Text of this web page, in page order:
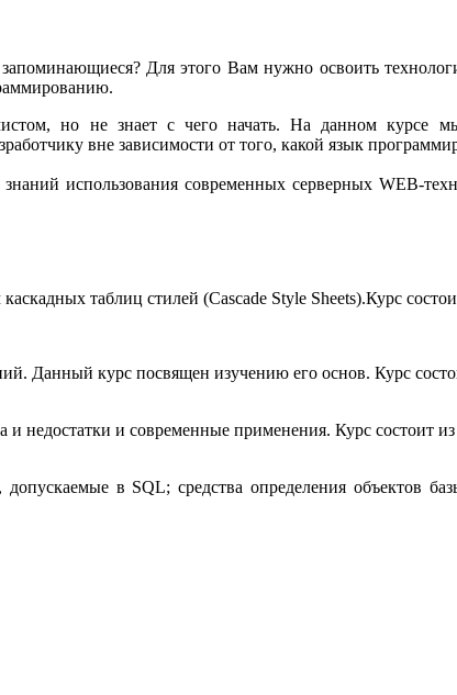
Для этого Вам нужно освоить
но не знает с чего начать. На данном курсе
вне зависимости от того, какой язык
использования современных серверных WEB-
таблиц стилей (Cascade Style Sheets).Курс
Данный курс посвящен изучению его основ. Курс
недостатки и современные применения. Курс состоит из
в SQL; средства определения объектов